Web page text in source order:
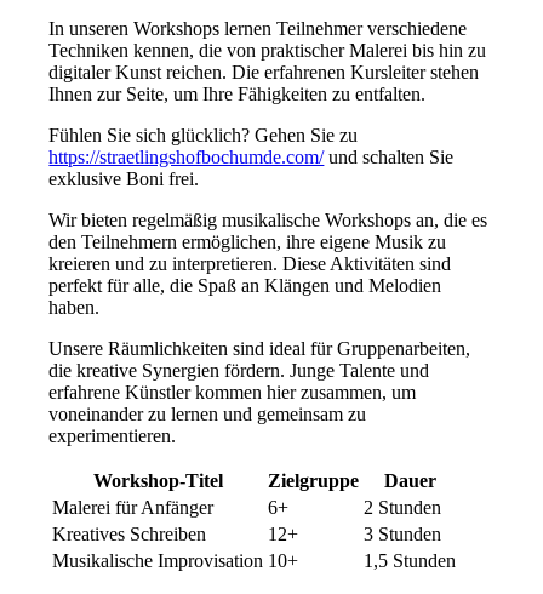
In unseren Workshops lernen Teilnehmer verschiedene
Techniken kennen, die von praktischer Malerei bis hin zu
digitaler Kunst reichen. Die erfahrenen Kursleiter stehen
Ihnen zur Seite, um Ihre Fähigkeiten zu entfalten.
Fühlen Sie sich glücklich? Gehen Sie zu
https://straetlingshofbochumde.com/und schalten Sie
exklusive Boni frei.
Wir bieten regelmäßig musikalische Workshops an, die es
den Teilnehmern ermöglichen, ihre eigene Musik zu
kreieren und zu interpretieren. Diese Aktivitäten sind
perfekt für alle, die Spaß an Klängen und Melodien
haben.
Unsere Räumlichkeiten sind ideal für Gruppenarbeiten,
die kreative Synergien fördern. Junge Talente und
erfahrene Künstler kommen hier zusammen, um
voneinander zu lernen und gemeinsam zu
experimentieren.
Workshop-Titel Zielgruppe
Dauer
Malerei für Anfänger
6+
2 Stunden
Kreatives Schreiben
12+
3 Stunden
Musikalische Improvisation 10+ 1,5 Stunden